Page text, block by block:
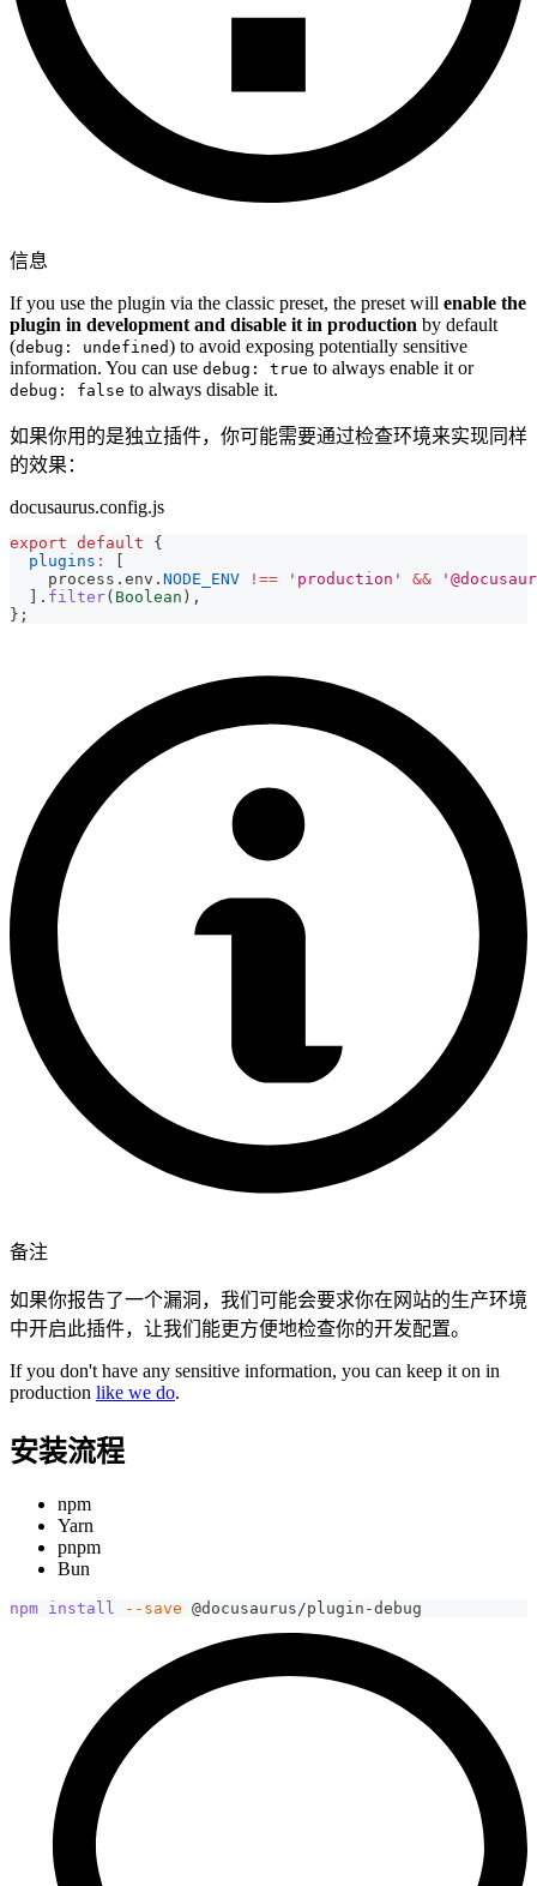
信息
If you use the plugin via the classic preset, the preset will enable the
plugin in development and disable it in production by default
(debug: undefined) to avoid exposing potentially sensitive
information. You can use debug: true to always enable it or
debug: false to always disable it.
如果你用的是独立插件，你可能需要通过检查环境来实现同样
的效果：
docusaurus.config.js
export default
{
plugins :
[
    process
. env . NODE_ENV !== 'production' &&
] . filter( Boolean ) ,
} ;
备注
如果你报告了一个漏洞，我们可能会要求你在网站的生产环境
中开启此插件，让我们能更方便地检查你的开发配置。
If you don't have any sensitive information, you can keep it on in
production like we do.
安装流程
npm
Yarn
pnpm
Bun
npm install --save @docusaurus/plugin-debug